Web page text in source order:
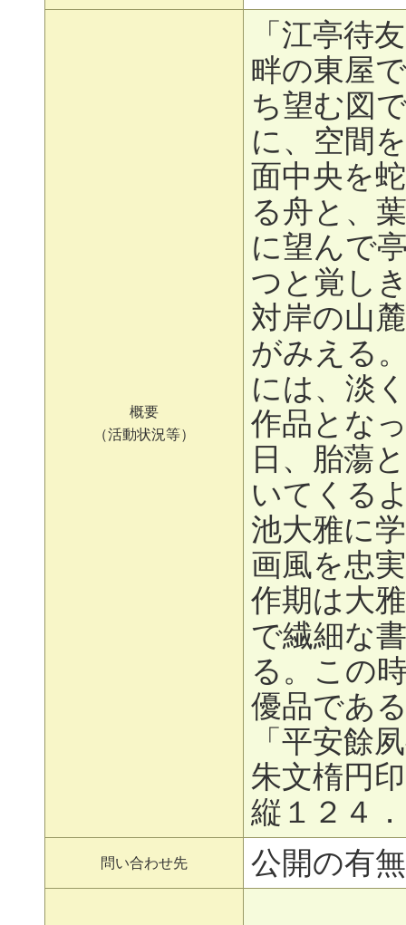
概要
（活動状況等）
「江亭待
畔の東屋
ち望む図
に、空間
面中央を
る舟と、
に望んで
つと覚し
対岸の山
がみえる
には、淡
作品とな
日、胎蕩
いてくる
池大雅に
画風を忠
作期は大
で繊細な
る。この
優品であ
「平安餘
朱文楕円
縦１２４
問い合わせ先 公開の有